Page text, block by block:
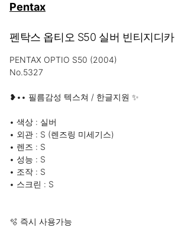
Pentax
펜탁스 옵티오 S50 실버 빈티지디카
PENTAX OPTIO S50 (2004)
No.5327
❥•• 필름감성 텍스쳐 / 한글지원 ✨
• 색상 : 실버
• 외관 : S (렌즈링 미세기스)
• 렌즈 : S
• 성능 : S
• 조작 : S
• 스크린 : S
🫧 즉시 사용가능